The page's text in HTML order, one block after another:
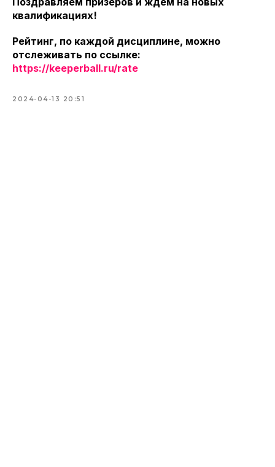
квалификациях!
Рейтинг, по каждой дисциплине, можно
отслеживать по ссылке:
https://keeperball.ru/rate
2024-04-13 20:51